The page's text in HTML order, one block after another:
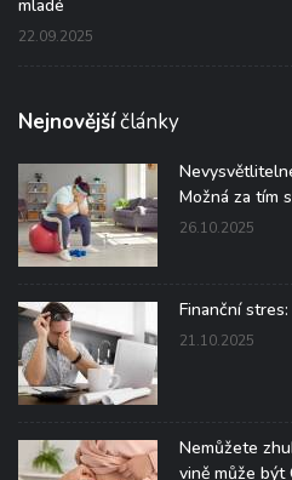
mladé
22.09.2025
Nejnovějšíčlánky
Možná za tím
26.10.2025
Finanční
21.10.2025
Nemůžete
vině může být